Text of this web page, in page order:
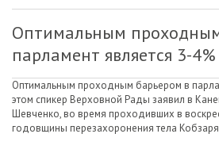
Оптимальным
парламент является 3-4%
Оптимальным проходным барьером в
этом спикер Верховной Рады заявил в
Шевченко, во время проходивших в
годовщины перезахоронения тела